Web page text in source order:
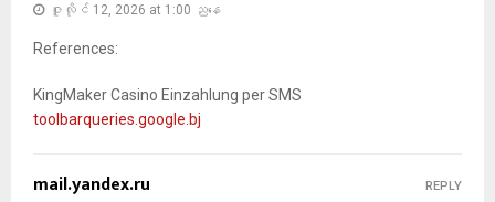
ဇူလိုင် 12, 2026 at 1:00 ညနေ
References:
KingMaker Casino Einzahlung per SMS
toolbarqueries.google.bj
mail.yandex.ru REPLY